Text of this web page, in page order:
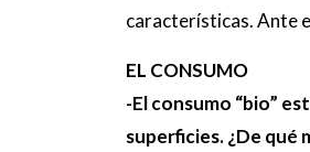
características. Ante
EL CONSUMO
-El consumo “bio”
superficies. ¿De qué